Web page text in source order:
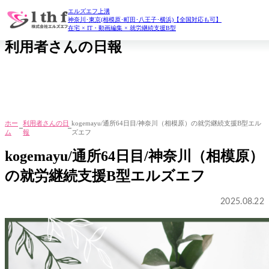
エルズエフ上溝
神奈川･東京(相模原･町田･八王子･横浜)【全国対応も可】
在宅 × IT・動画編集 × 就労継続支援B型
daily report
利用者さんの日報
ホー
ム
利用者さんの日
報
kogemayu/通所64日目/神奈川（相模原）の就労継続支援B型エル
ズエフ
kogemayu/通所64日目/神奈川（相模原）
の就労継続支援B型エルズエフ
2025.08.22